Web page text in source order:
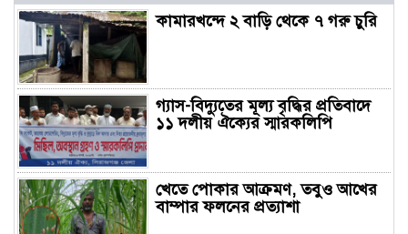
কামারখন্দে ২ বাড়ি থেকে ৭ গরু চুরি
গ্যাস-বিদ্যুতের মূল্য বৃদ্ধির প্রতিবাদে
১১ দলীয় ঐক্যের স্মারকলিপি
খেতে পোকার আক্রমণ, তবুও আখের
বাম্পার ফলনের প্রত্যাশা